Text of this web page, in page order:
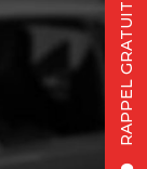
RAPPEL GRATUIT